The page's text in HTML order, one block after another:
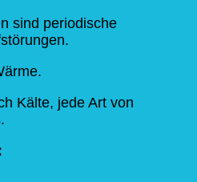
sind periodische
Kälte, jede Art von